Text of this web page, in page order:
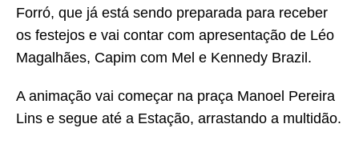
Forró, que já está sendo preparada para receber
os festejos e vai contar com apresentação de Léo
Magalhães, Capim com Mel e Kennedy Brazil.
A animação vai começar na praça Manoel Pereira
Lins e segue até a Estação, arrastando a multidão.